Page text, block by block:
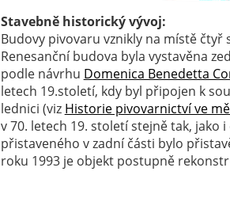
Stavebně historický vývoj:
Budovy pivovaru vznikly na místě čtyř
Renesanční budova byla vystavěna
podle návrhu Domenica Benedetta
letech 19.století, kdy byl připojen k
lednici (viz Historie pivovarnictví ve
v 70. letech 19. století stejně tak,
přistaveného v zadní části bylo
roku 1993 je objekt postupně